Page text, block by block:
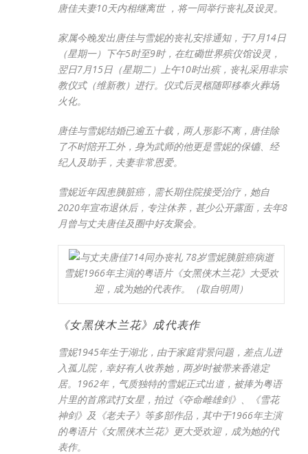
唐佳夫妻10天内相继离世 ，将一同举行丧礼及设灵。
家属今晚发出唐佳与雪妮的丧礼安排通知，于7月14日
（星期一）下午5时至9时，在红磡世界殡仪馆设灵，
翌日7月15日（星期二）上午10时出殡，丧礼采用非宗
教仪式（维新教）进行。仪式后灵柩随即移奉火葬场
火化。
唐佳与雪妮结婚已逾五十载，两人形影不离，唐佳除
了不时陪开工外，身为武师的他更是雪妮的保镳、经
纪人及助手，夫妻非常恩爱。
雪妮近年因患胰脏癌，需长期住院接受治疗，她自
2020年宣布退休后，专注休养，甚少公开露面，去年8
月曾与丈夫唐佳及圈中好友聚会。
雪妮1966年主演的粤语片《女黑侠木兰花》大受欢
迎，成为她的代表作。（取自明周）
《女黑侠木兰花》成代表作
雪妮1945年生于湖北，由于家庭背景问题，差点儿进
入孤儿院，幸好有人收养她，两岁时被带来香港定
居。1962年，气质独特的雪妮正式出道，被捧为粤语
片里的首席武打女星，拍过《夺命雌雄剑》、《雪花
神剑》及《老夫子》等多部作品，其中于1966年主演
的粤语片《女黑侠木兰花》更大受欢迎，成为她的代
表作。